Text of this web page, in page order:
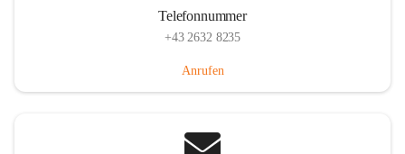
Telefonnummer
+43 2632 8235
Anrufen